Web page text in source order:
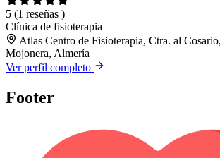
5 (1 reseñas )
Clínica de fisioterapia
Atlas Centro de Fisioterapia, Ctra. al
Mojonera, Almería
Ver perfil completo
Footer